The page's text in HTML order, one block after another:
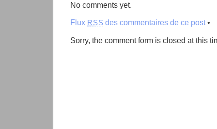
No comments yet.
Flux RSS des commentaires de ce post•
Sorry, the comment form is closed at this